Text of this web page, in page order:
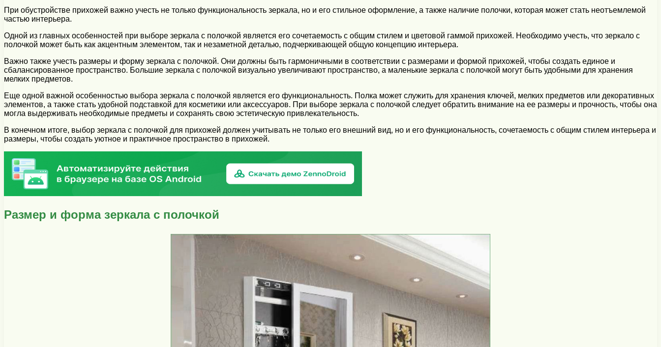
При обустройстве прихожей важно учесть не только функциональность зеркала, но и его стильное оформление, а также наличие полочки, которая может стать неотъемлемой
частью интерьера.
Одной из главных особенностей при выборе зеркала с полочкой является его сочетаемость с общим стилем и цветовой гаммой прихожей. Необходимо учесть, что зеркало с
полочкой может быть как акцентным элементом, так и незаметной деталью, подчеркивающей общую концепцию интерьера.
Важно также учесть размеры и форму зеркала с полочкой. Они должны быть гармоничными в соответствии с размерами и формой прихожей, чтобы создать единое и
сбалансированное пространство. Большие зеркала с полочкой визуально увеличивают пространство, а маленькие зеркала с полочкой могут быть удобными для хранения
мелких предметов.
Еще одной важной особенностью выбора зеркала с полочкой является его функциональность. Полка может служить для хранения ключей, мелких предметов или декоративных
элементов, а также стать удобной подставкой для косметики или аксессуаров. При выборе зеркала с полочкой следует обратить внимание на ее размеры и прочность, чтобы она
могла выдерживать необходимые предметы и сохранять свою эстетическую привлекательность.
В конечном итоге, выбор зеркала с полочкой для прихожей должен учитывать не только его внешний вид, но и его функциональность, сочетаемость с общим стилем интерьера и
размеры, чтобы создать уютное и практичное пространство в прихожей.
Размер и форма зеркала с полочкой